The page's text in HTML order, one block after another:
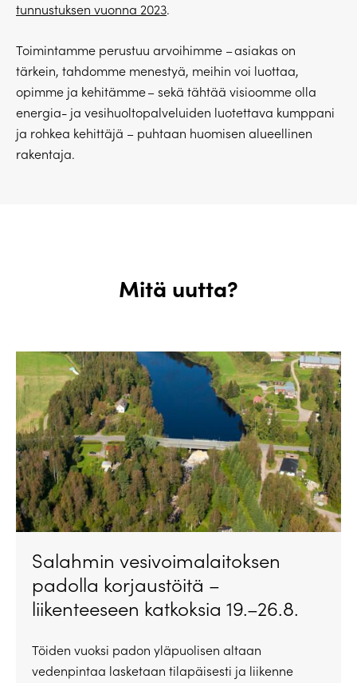
tunnustuksen vuonna 2023.
Toimintamme perustuu arvoihimme – asiakas on
tärkein, tahdomme menestyä, meihin voi luottaa,
opimme ja kehitämme – sekä tähtää visioomme olla
energia- ja vesihuoltopalveluiden luotettava kumppani
ja rohkea kehittäjä – puhtaan huomisen alueellinen
rakentaja.
Mitä uutta?
Salahmin vesivoimalaitoksen
padolla korjaustöitä –
liikenteeseen katkoksia 19.–26.8.
Töiden vuoksi padon yläpuolisen altaan
vedenpintaa lasketaan tilapäisesti ja liikenne